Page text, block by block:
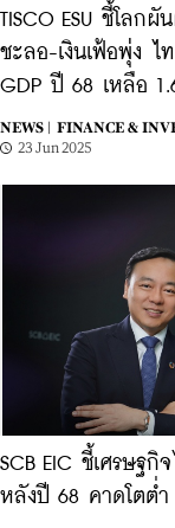
TISCO ESU ชี้โลก
ชะลอ-เงินเฟ้อพุ่ง
GDP ปี 68 เหลือ
NEWS |
FINANCE &
23 Jun 2025
SCB EIC ชี้เศรษฐกิ
หลังปี 68 คาดโตต่ำ